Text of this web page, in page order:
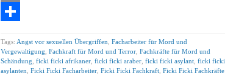
Print
Tags: Angst vor sexuellen Übergriffen Facharbeiter für Mord und
Vergewaltigung Fachkraft für Mord und Terror Fachkräfte für Mord und
Schändung ficki ficki afrikaner ficki ficki araber ficki ficki asylant ficki ficki
asylanten Ficki Ficki Facharbeiter Ficki Ficki Fachkraft Ficki Ficki Fachkräfte